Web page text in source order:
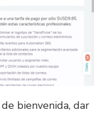
bienvenida, dar